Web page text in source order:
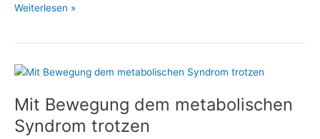
Warum
nur
Problem
der
Bauchspeicheldrüse
Weiterlesen »
Mit Bewegung dem metabolischen
Syndrom trotzen